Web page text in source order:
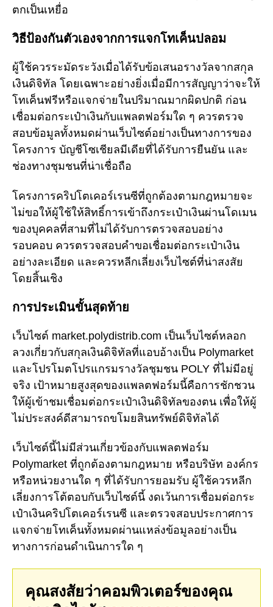
ตกเป็นเหยื่อ
วิธีป้องกันตัวเองจากการแจกโทเค็นปลอม
ผู้ใช้ควรระมัดระวังเมื่อได้รับข้อเสนอรางวัลจากสกุล
เงินดิจิทัล โดยเฉพาะอย่างยิ่งเมื่อมีการสัญญาว่าจะให้
โทเค็นฟรีหรือแจกจ่ายในปริมาณมากผิดปกติ ก่อน
เชื่อมต่อกระเป๋าเงินกับแพลตฟอร์มใด ๆ ควรตรวจ
สอบข้อมูลทั้งหมดผ่านเว็บไซต์อย่างเป็นทางการของ
โครงการ บัญชีโซเชียลมีเดียที่ได้รับการยืนยัน และ
ช่องทางชุมชนที่น่าเชื่อถือ
โครงการคริปโตเคอร์เรนซีที่ถูกต้องตามกฎหมายจะ
ไม่ขอให้ผู้ใช้ให้สิทธิ์การเข้าถึงกระเป๋าเงินผ่านโดเมน
ของบุคคลที่สามที่ไม่ได้รับการตรวจสอบอย่าง
รอบคอบ ควรตรวจสอบคำขอเชื่อมต่อกระเป๋าเงิน
อย่างละเอียด และควรหลีกเลี่ยงเว็บไซต์ที่น่าสงสัย
โดยสิ้นเชิง
การประเมินขั้นสุดท้าย
เว็บไซต์ market.polydistrib.com เป็นเว็บไซต์หลอก
ลวงเกี่ยวกับสกุลเงินดิจิทัลที่แอบอ้างเป็น Polymarket
และโปรโมตโปรแกรมรางวัลชุมชน POLY ที่ไม่มีอยู่
จริง เป้าหมายสูงสุดของแพลตฟอร์มนี้คือการชักชวน
ให้ผู้เข้าชมเชื่อมต่อกระเป๋าเงินดิจิทัลของตน เพื่อให้ผู้
ไม่ประสงค์ดีสามารถขโมยสินทรัพย์ดิจิทัลได้
เว็บไซต์นี้ไม่มีส่วนเกี่ยวข้องกับแพลตฟอร์ม
Polymarket ที่ถูกต้องตามกฎหมาย หรือบริษัท องค์กร
หรือหน่วยงานใด ๆ ที่ได้รับการยอมรับ ผู้ใช้ควรหลีก
เลี่ยงการโต้ตอบกับเว็บไซต์นี้ งดเว้นการเชื่อมต่อกระ
เป๋าเงินคริปโตเคอร์เรนซี และตรวจสอบประกาศการ
แจกจ่ายโทเค็นทั้งหมดผ่านแหล่งข้อมูลอย่างเป็น
ทางการก่อนดำเนินการใด ๆ
คุณสงสัยว่าคอมพิวเตอร์ของคุณ